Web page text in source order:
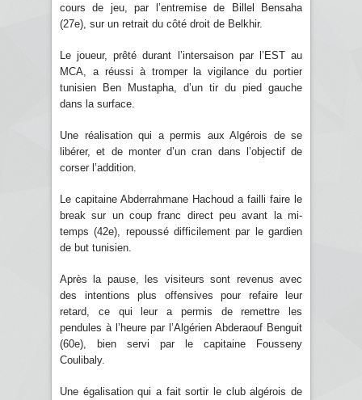
cours de jeu, par l’entremise de Billel Bensaha
(27e), sur un retrait du côté droit de Belkhir.
Le joueur, prêté durant l’intersaison par l’EST au
MCA, a réussi à tromper la vigilance du portier
tunisien Ben Mustapha, d’un tir du pied gauche
dans la surface.
Une réalisation qui a permis aux Algérois de se
libérer, et de monter d’un cran dans l’objectif de
corser l’addition.
Le capitaine Abderrahmane Hachoud a failli faire le
break sur un coup franc direct peu avant la mi-
temps (42e), repoussé difficilement par le gardien
de but tunisien.
Après la pause, les visiteurs sont revenus avec
des intentions plus offensives pour refaire leur
retard, ce qui leur a permis de remettre les
pendules à l’heure par l’Algérien Abderaouf Benguit
(60e), bien servi par le capitaine Fousseny
Coulibaly.
Une égalisation qui a fait sortir le club algérois de